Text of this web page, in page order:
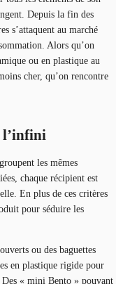
Depuis la fin des
s’attaquent au marché
Alors qu’on
ou en plastique au
cher, qu’on rencontre
l’infini
les mêmes
chaque récipient est
En plus de ces critères
pour séduire les
ou des baguettes
en plastique rigide pour
« mini Bento » pouvant